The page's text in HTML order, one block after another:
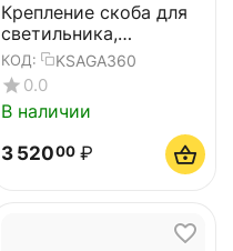
Крепление скоба для
светильника,
алюминий Full Angle
Adapter
КОД: KSAGA360
0.0
В наличии
3 52000 ₽